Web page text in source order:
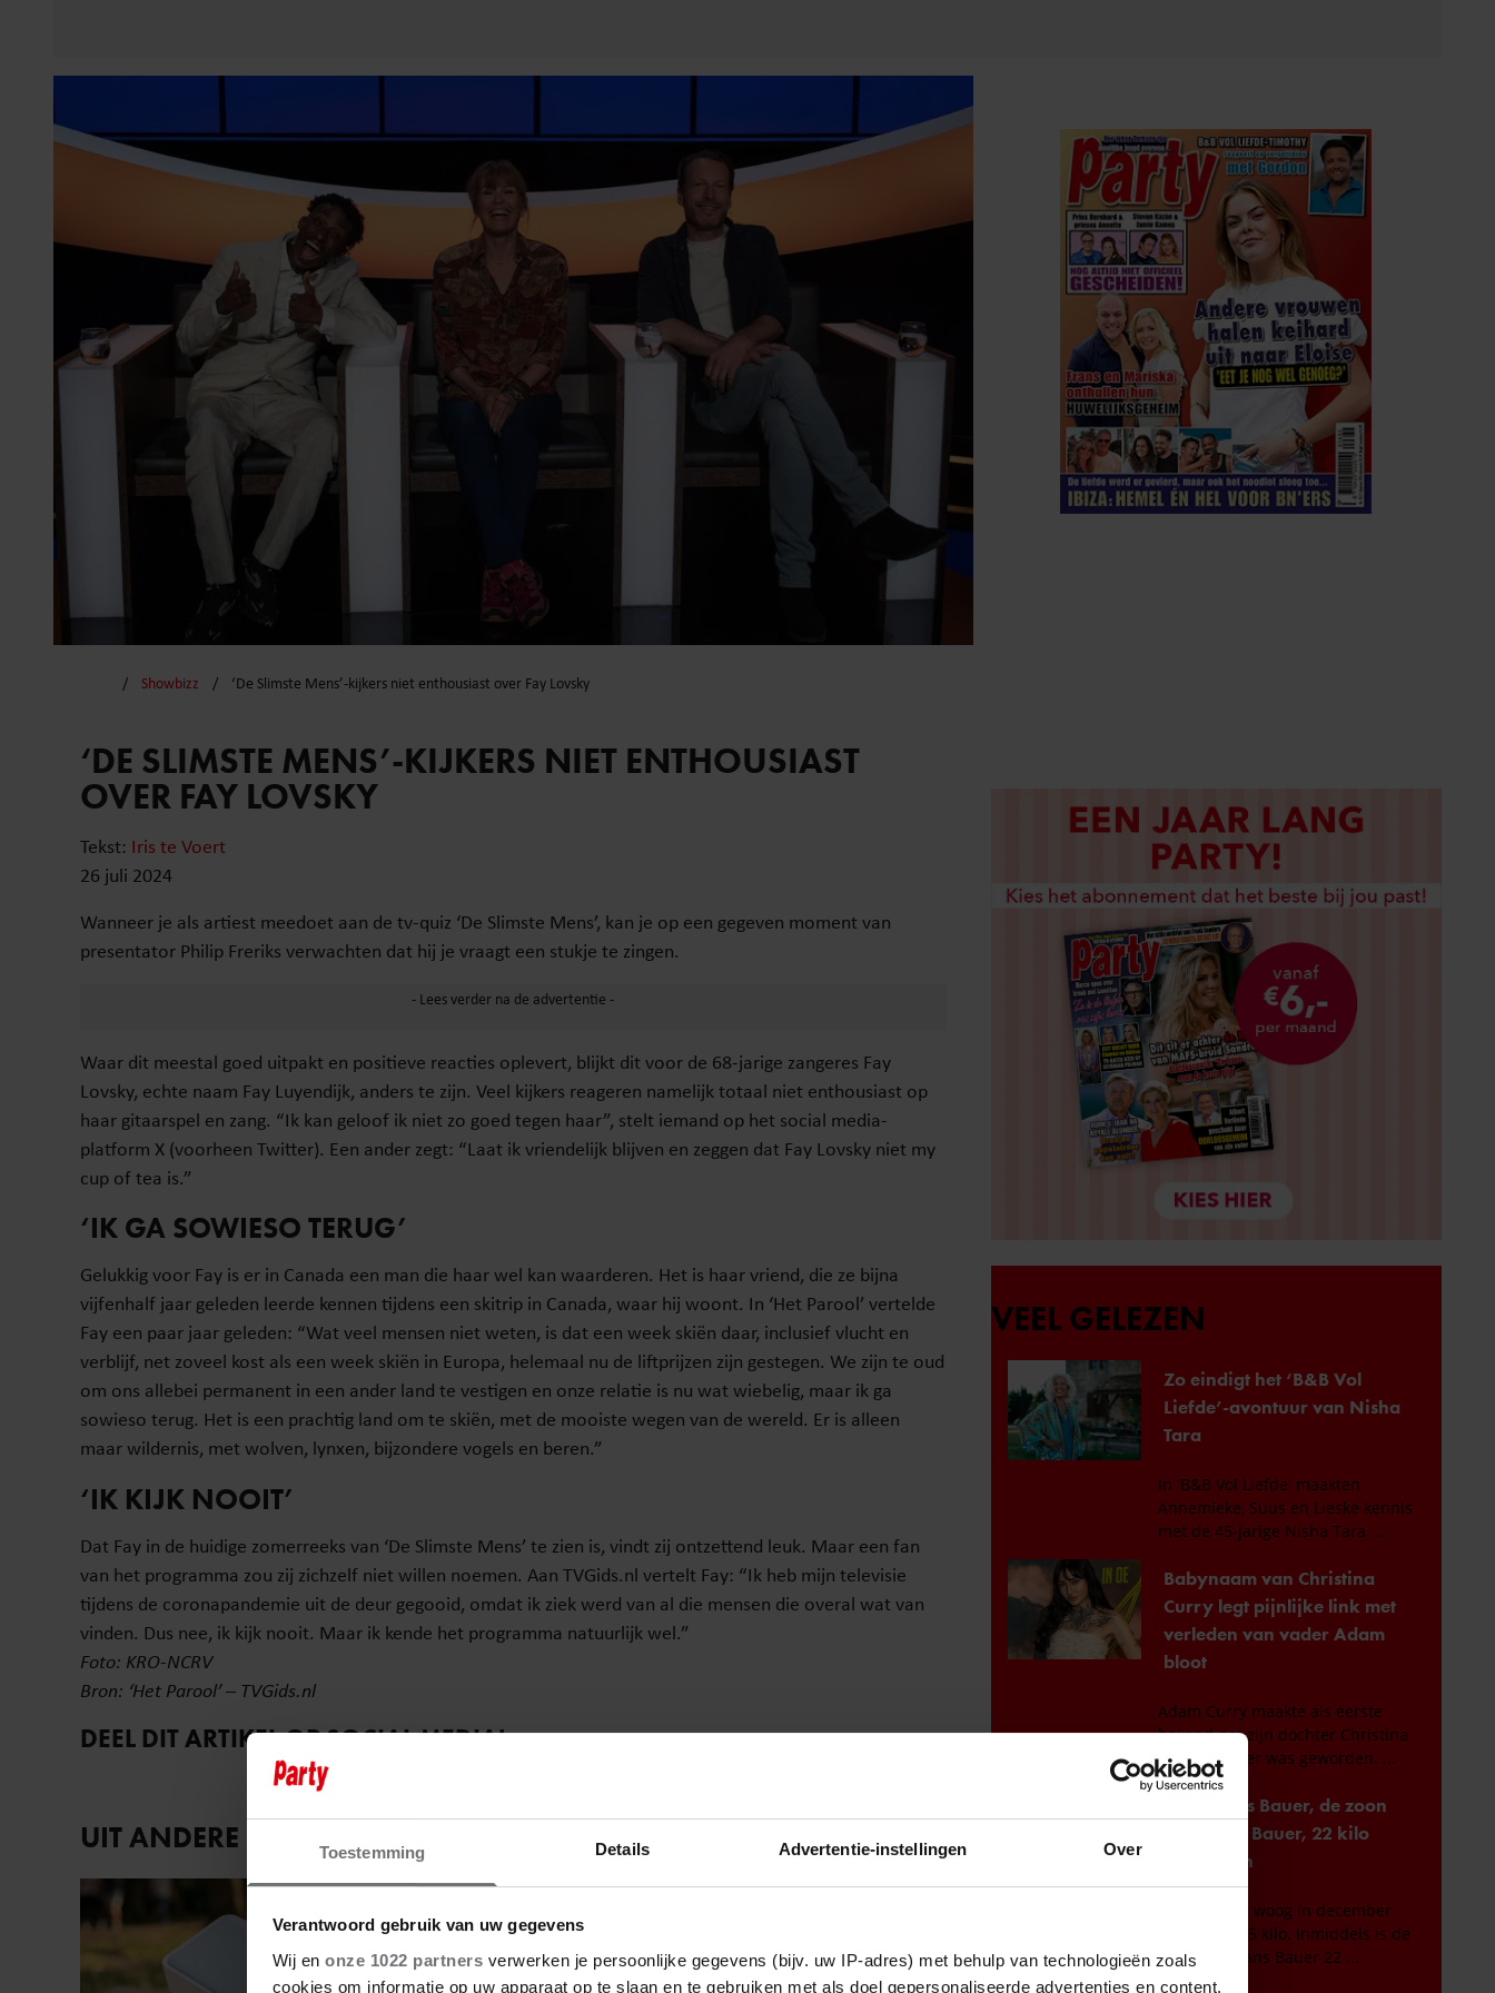
Toestemming Details Advertentie-instellingen Over
Verantwoord gebruik van uw gegevens
Wij en onze 1022 partners verwerken je persoonlijke gegevens (bijv. uw IP-adres) met behulp van technologieën zoals
cookies om informatie op uw apparaat op te slaan en te gebruiken met als doel gepersonaliseerde advertenties en content,
Showbizz ‘De Slimste Mens’-kijkers niet enthousiast over Fay Lovsky
‘DE SLIMSTE MENS’-KIJKERS NIET ENTHOUSIAST
OVER FAY LOVSKY
Tekst: Iris te Voert
26 juli 2024
Wanneer je als artiest meedoet aan de tv-quiz ‘De Slimste Mens’, kan je op een gegeven moment van
presentator Philip Freriks verwachten dat hij je vraagt een stukje te zingen.
Waar dit meestal goed uitpakt en positieve reacties oplevert, blijkt dit voor de 68-jarige zangeres Fay
Lovsky, echte naam Fay Luyendijk, anders te zijn. Veel kijkers reageren namelijk totaal niet enthousiast op
haar gitaarspel en zang. “Ik kan geloof ik niet zo goed tegen haar”, stelt iemand op het social media-
platform X (voorheen Twitter). Een ander zegt: “Laat ik vriendelijk blijven en zeggen dat Fay Lovsky niet my
cup of tea is.”
‘IK GA SOWIESO TERUG’
Gelukkig voor Fay is er in Canada een man die haar wel kan waarderen. Het is haar vriend, die ze bijna
vijfenhalf jaar geleden leerde kennen tijdens een skitrip in Canada, waar hij woont. In ‘Het Parool’ vertelde
Fay een paar jaar geleden: “Wat veel mensen niet weten, is dat een week skiën daar, inclusief vlucht en
verblijf, net zoveel kost als een week skiën in Europa, helemaal nu de liftprijzen zijn gestegen. We zijn te oud
om ons allebei permanent in een ander land te vestigen en onze relatie is nu wat wiebelig, maar ik ga
sowieso terug. Het is een prachtig land om te skiën, met de mooiste wegen van de wereld. Er is alleen
maar wildernis, met wolven, lynxen, bijzondere vogels en beren.”
‘IK KIJK NOOIT’
Dat Fay in de huidige zomerreeks van ‘De Slimste Mens’ te zien is, vindt zij ontzettend leuk. Maar een fan
van het programma zou zij zichzelf niet willen noemen. Aan TVGids.nl vertelt Fay: “Ik heb mijn televisie
tijdens de coronapandemie uit de deur gegooid, omdat ik ziek werd van al die mensen die overal wat van
vinden. Dus nee, ik kijk nooit. Maar ik kende het programma natuurlijk wel.”
Foto: KRO-NCRV
Bron: ‘Het Parool’ – TVGids.nl
DEEL DIT ARTIKEL OP SOCIAL MEDIA!
UIT ANDERE MEDIA
Vriendin Weekend